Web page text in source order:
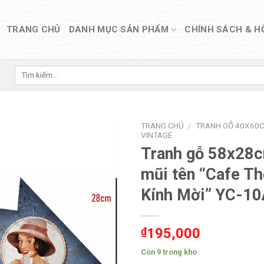
TRANG CHỦ DANH MỤC SẢN PHẨM CHÍNH SÁCH &
Tìm
TRANG CHỦ / TRANH GỖ
VINTAGE
Tranh gỗ
mũi tên “Cafe
Kính Mời” YC-
₫195,000
Còn 9 trong kho